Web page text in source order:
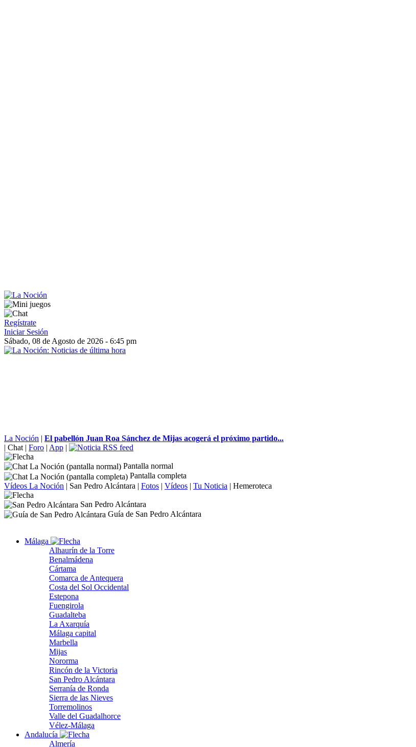
Regístrate
Iniciar Sesión
Sábado, 08 de Agosto de 2026 - 6:45 pm
La Noción | El pabellón Juan Roa Sánchez de Mijas acogerá el próximo partido...
| Chat | Foro | App |
Pantalla normal
Pantalla completa
Vídeos La Noción | San Pedro Alcántara | Fotos | Vídeos | Tu Noticia | Hemeroteca
San Pedro Alcántara
Guía de San Pedro Alcántara
Málaga
Alhaurín de la Torre
Benalmádena
Cártama
Comarca de Antequera
Costa del Sol Occidental
Estepona
Fuengirola
Guadalteba
La Axarquía
Málaga capital
Marbella
Mijas
Nororma
Rincón de la Victoria
San Pedro Alcántara
Serranía de Ronda
Sierra de las Nieves
Torremolinos
Valle del Guadalhorce
Vélez-Málaga
Andalucía
Almería